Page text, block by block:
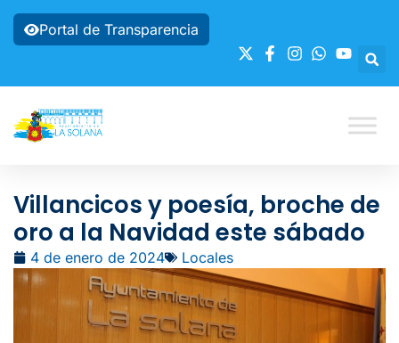
Portal de Transparencia
Villancicos y poesía, broche de
oro a la Navidad este sábado
4 de enero de 2024 Locales